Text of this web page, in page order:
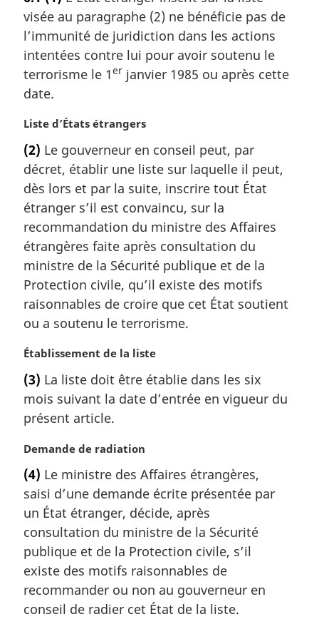
e
m
a
g
i
a
l
e
:
visée au paragraphe (2) ne bénéficie pas de
l’immunité de juridiction dans les actions
intentées contre lui pour avoir soutenu le
terrorisme le 1er janvier 1985 ou après cette
date.
N
t
e
m
a
g
i
n
a
e
:
Liste d’États étrangers
(2) Le gouverneur en conseil peut, par
décret, établir une liste sur laquelle il peut,
dès lors et par la suite, inscrire tout État
étranger s’il est convaincu, sur la
recommandation du ministre des Affaires
étrangères faite après consultation du
ministre de la Sécurité publique et de la
Protection civile, qu’il existe des motifs
raisonnables de croire que cet État soutient
ou a soutenu le terrorisme.
N
t
e
m
r
i
n
a
e
:
Établissement de la liste
(3) La liste doit être établie dans les six
mois suivant la date d’entrée en vigueur du
présent article.
N
t
e
m
a
g
i
n
a
Demande de radiation
(4) Le ministre des Affaires étrangères,
saisi d’une demande écrite présentée par
un État étranger, décide, après
consultation du ministre de la Sécurité
publique et de la Protection civile, s’il
existe des motifs raisonnables de
recommander ou non au gouverneur en
conseil de radier cet État de la liste.